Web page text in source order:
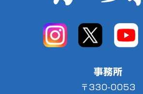
事務所
〒330-0053